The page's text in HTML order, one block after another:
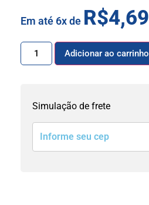
Em até 6x de R$4,69
Adicionar ao carrinho
Simulação de frete